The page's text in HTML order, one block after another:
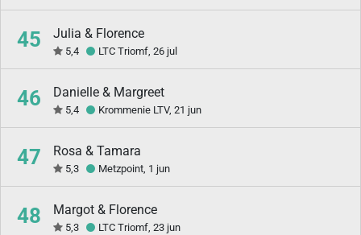
45 Julia & Florence
5,4 LTC Triomf, 26 jul
46 Danielle & Margreet
5,4 Krommenie LTV, 21 jun
47 Rosa & Tamara
5,3 Metzpoint, 1 jun
48 Margot & Florence
5,3 LTC Triomf, 23 jun